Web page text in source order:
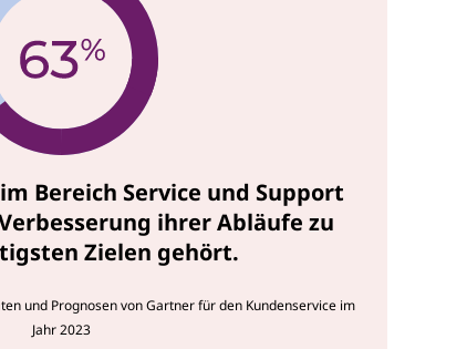
Bereich Service und Support
ihrer Abläufe zu
Zielen gehört.
und Prognosen von Gartner für den Kundenservice im
Jahr 2023